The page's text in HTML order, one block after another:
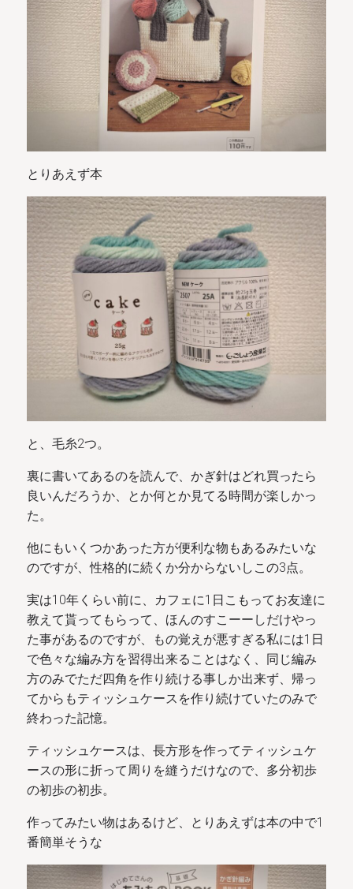
とりあえず本
と、毛糸2つ。
裏に書いてあるのを読んで、かぎ針はどれ買ったら
良いんだろうか、とか何とか見てる時間が楽しかっ
た。
他にもいくつかあった方が便利な物もあるみたいな
のですが、性格的に続くか分からないしこの3点。
実は10年くらい前に、カフェに1日こもってお友達に
教えて貰ってもらって、ほんのすこーーしだけやっ
た事があるのですが、もの覚えが悪すぎる私には1日
で色々な編み方を習得出来ることはなく、同じ編み
方のみでただ四角を作り続ける事しか出来ず、帰っ
てからもティッシュケースを作り続けていたのみで
終わった記憶。
ティッシュケースは、長方形を作ってティッシュケ
ースの形に折って周りを縫うだけなので、多分初歩
の初歩の初歩。
作ってみたい物はあるけど、とりあえずは本の中で1
番簡単そうな